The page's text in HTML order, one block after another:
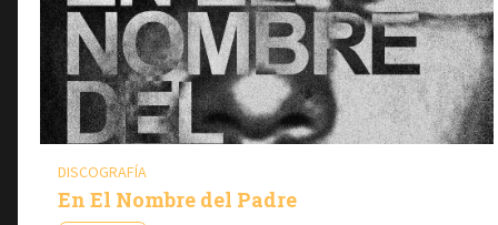
DISCOGRAFÍA
En El Nombre del Padre